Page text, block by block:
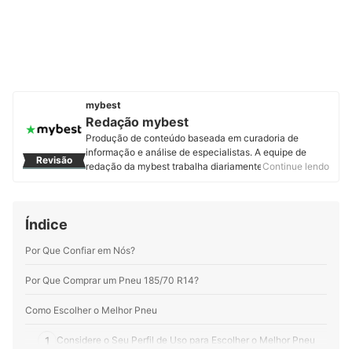
Revisão
mybest
Redação mybest
Produção de conteúdo baseada em curadoria de
informação e análise de especialistas. A equipe de
redação da mybest trabalha diariamente para fornecer
Continue lendo
Índice
Por Que Confiar em Nós?
Por Que Comprar um Pneu 185/70 R14?
Como Escolher o Melhor Pneu
1 Considere o Seu Perfil de Uso para Escolher o Melhor Pneu